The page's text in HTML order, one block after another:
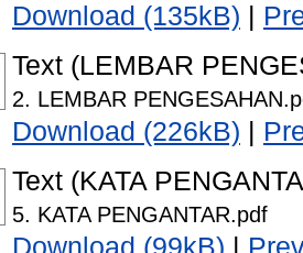
Download (135kB)
Text (LEMBAR
2. LEMBAR
Download (226kB)
Text (KATA
5. KATA PENGANTAR.pdf